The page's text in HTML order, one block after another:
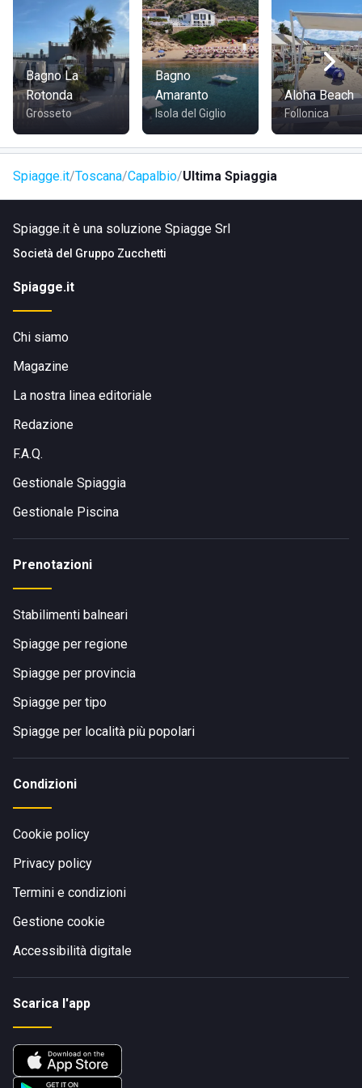
Bagno La
Rotonda
Grosseto
Bagno
Amaranto
Isola del Giglio
Aloha Beach
Follonica
Spiagge.it Toscana Capalbio Ultima Spiaggia
Spiagge.it è una soluzione Spiagge Srl
Società del Gruppo Zucchetti
Spiagge.it
Chi siamo
Magazine
La nostra linea editoriale
Redazione
F.A.Q.
Gestionale Spiaggia
Gestionale Piscina
Prenotazioni
Stabilimenti balneari
Spiagge per regione
Spiagge per provincia
Spiagge per tipo
Spiagge per località più popolari
Condizioni
Cookie policy
Privacy policy
Termini e condizioni
Gestione cookie
Accessibilità digitale
Scarica l'app